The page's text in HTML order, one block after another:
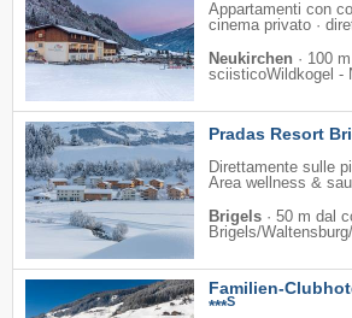
Appartamenti con
cinema privato ·
Neukirchen · 100
sciisticoWildkogel -
Pradas Resort
Direttamente sulle
Area wellness &
Brigels · 50 m dal
Brigels/​
Familien-
***S